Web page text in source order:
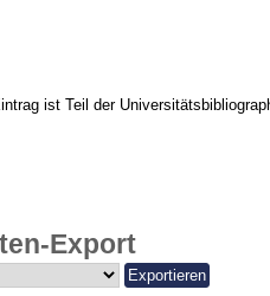
ist Teil der
Export